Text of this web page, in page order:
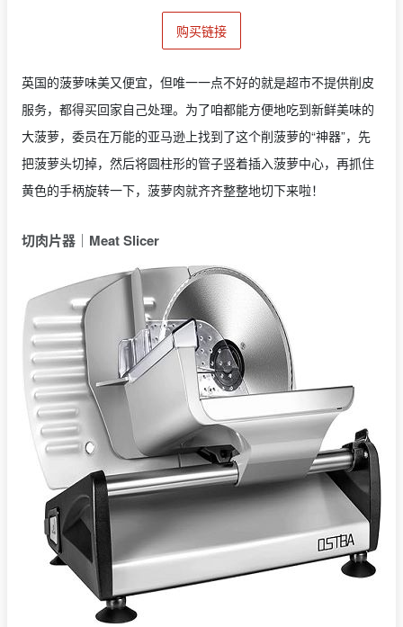
购买链接
英国的菠萝味美又便宜，但唯一一点不好的就是超市不提供削皮
服务，都得买回家自己处理。为了咱都能方便地吃到新鲜美味的
大菠萝，委员在万能的亚马逊上找到了这个削菠萝的“神器”，先
把菠萝头切掉，然后将圆柱形的管子竖着插入菠萝中心，再抓住
黄色的手柄旋转一下，菠萝肉就齐齐整整地切下来啦！
切肉片器｜Meat Slicer